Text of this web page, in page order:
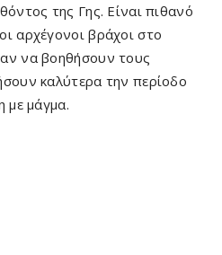
της Γης. Είναι πιθανό
αρχέγονοι βράχοι στο
να βοηθήσουν τους
καλύτερα την περίοδο
με μάγμα.